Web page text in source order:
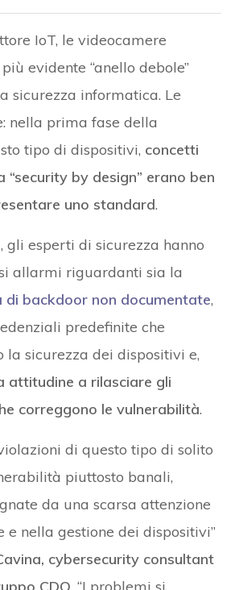
IoT, le videocamere
evidente “anello debole”
sicurezza informatica. Le
nella prima fase della
tipo di dispositivi, concetti
“security by design” erano ben
uno standard.
esperti di sicurezza hanno
allarmi riguardanti sia la
di backdoor non documentate,
predefinite che
la sicurezza dei dispositivi e,
attitudine a rilasciare gli
correggono le vulnerabilità.
di questo tipo di solito
piuttosto banali,
da una scarsa attenzione
e nella gestione dei dispositivi”
cybersecurity consultant
CDO . “I problemi si